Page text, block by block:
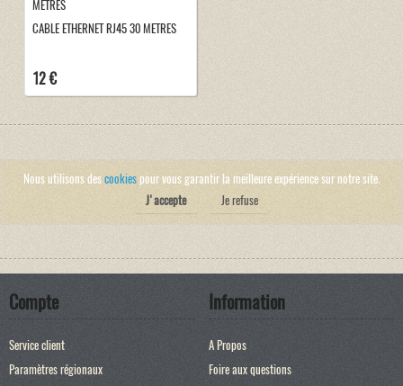
CABLE ETHERNET RJ45 30 METRES
12 €
Nous utilisons descookiespour vous garantir la meilleure expérience sur notre site.
J'accepte
Je refuse
Compte
Service client
Paramètres régionaux
Information
A Propos
Foire aux questions